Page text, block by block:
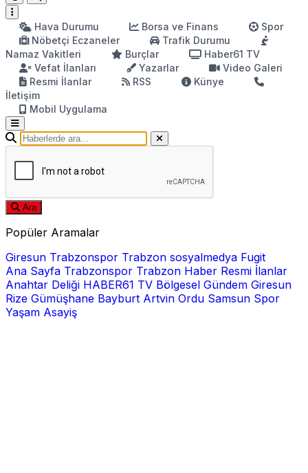
Hava Durumu Borsa ve Finans
Spor
Nöbetçi Eczaneler
Trafik Durumu
Namaz Vakitleri
Burçlar
Haber61 TV
Vefat İlanları
Yazarlar
Video Galeri
Resmi İlanlar
RSS
Künye
İletişim
Mobil Uygulama
Ara
Popüler Aramalar
Giresun Trabzonspor Trabzon sosyalmedya Fugit
Ana Sayfa Trabzonspor Trabzon Haber Resmi İlanlar
Anahtar Deliği HABER61 TV Bölgesel Gündem Giresun
Rize Gümüşhane Bayburt Artvin Ordu Samsun Spor
Yaşam Asayiş